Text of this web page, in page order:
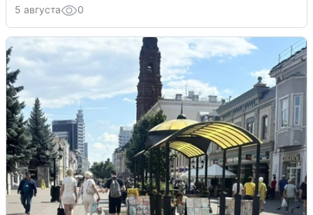
5 августа 0